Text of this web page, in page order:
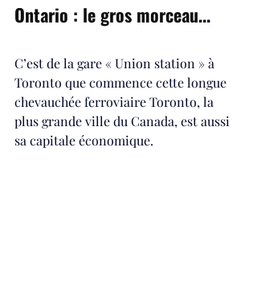
Ontario : le gros morceau...
C’est de la gare « Union station » à
Toronto que commence cette longue
chevauchée ferroviaire Toronto, la
plus grande ville du Canada, est aussi
sa capitale économique.